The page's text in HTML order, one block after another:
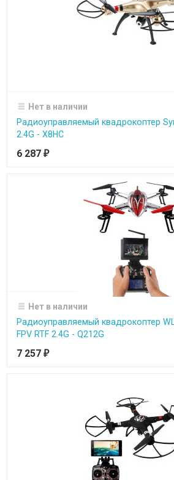
Нет в наличии
Радиоуправляемый квадрокоптер
2.4G - X8HC
6 287 ₽
Нет в наличии
Радиоуправляемый квадрокоптер
FPV RTF 2.4G - Q212G
7 257 ₽